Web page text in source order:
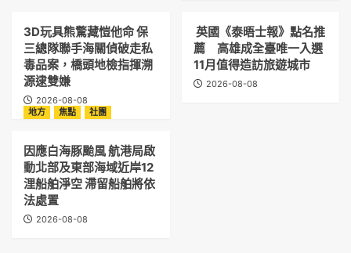
3D玩具熊驚藏愷他命 保
三總隊聯手海關偵破走私
毒品案，橋頭地檢指揮溯
源逮雙嫌
2026-08-08
英國《泰晤士報》點名推
薦 高雄成全臺唯一入選
11月值得造訪旅遊城市
2026-08-08
地方 焦點 社團
因應白海豚颱風 航港局啟
動北部及東部海域近岸12
浬船舶淨空 滯留船舶將依
法處置
2026-08-08